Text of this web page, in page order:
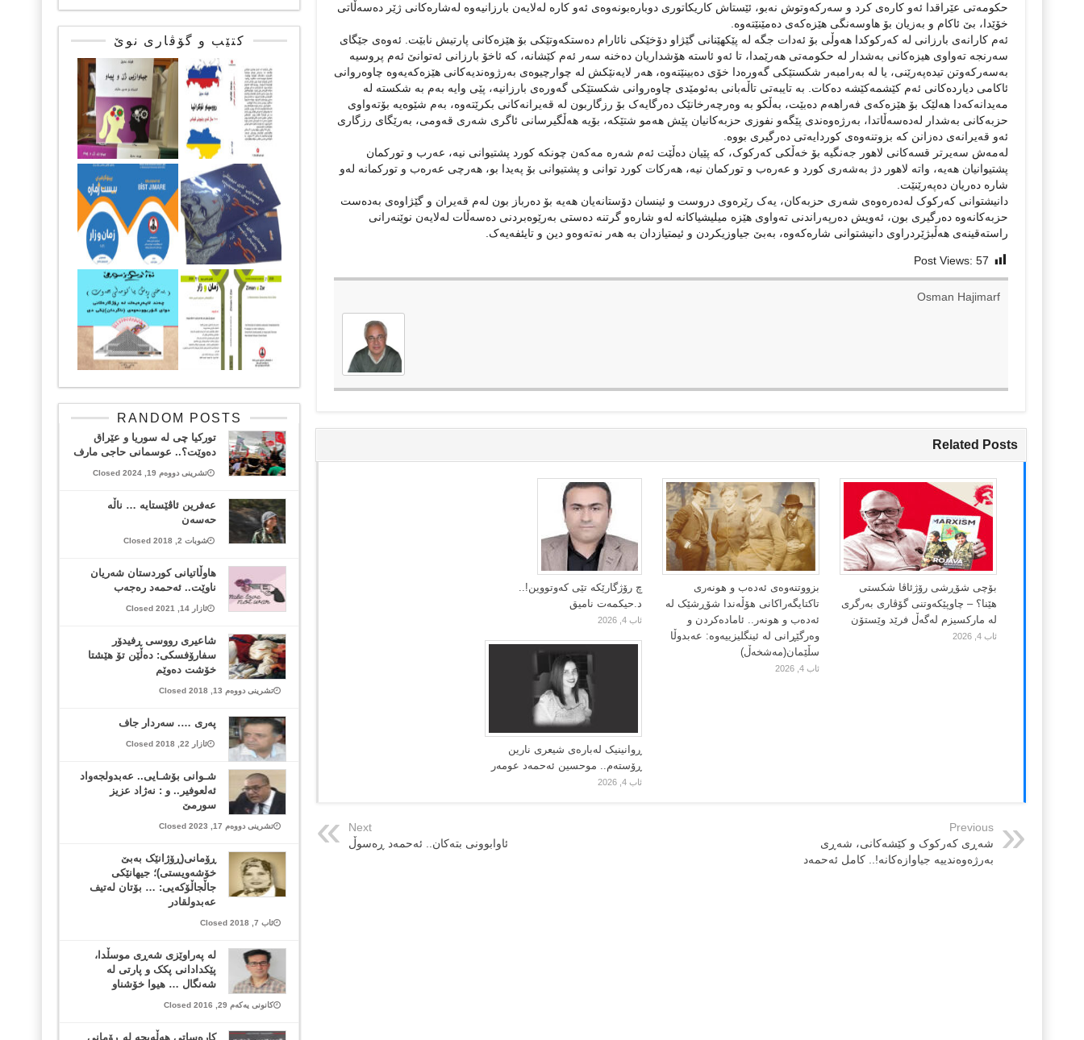
حکومەتی عێراقدا ئەو کارەی کرد و سەرکەوتوش نەبو، ئێستاش کاریکاتوری دوبارەبونەوەی ئەو کارە لەلایەن بارزانیەوە لەشارەکانی ژێر دەسەڵاتی
خۆێدا، بێ ئاکام و بەزیان بۆ هاوسەنگی هێزەکەی دەمێنێتەوە.
ئەم کارانەی بارزانی لە کەرکوکدا هەوڵی بۆ ئەدات جگە لە پێکهێنانی گێژاو دۆخێکی نائارام دەستکەوتێکی بۆ هێزەکانی پارتیش نابێت. ئەوەی جێگای
سەرنجە تەواوی هیزەکانی بەشدار لە حکومەتی هەرێمدا، تا ئەو ئاستە هۆشداریان دەخنە سەر ئەم کێشانە، کە ئاخۆ بارزانی ئەتوانێ ئەم پروسیە
بەسەرکەوتن تیدەپەرێنی، یا لە بەرامبەر شکستێکی گەورەدا خۆی دەبینێتەوە، هەر لایەنێکش لە چوارچیوەی بەرژوەندیەکانی هێزەکەیەوە چاوەروانی
ئاکامی دیاردەکانی ئەم کێشمەکێشە دەکات. بە تایبەتی تاڵەبانی بەئومێدی چاوەروانی شکستێکی گەورەی بارزانیە، پێی وایە بەم بە شکستە لە
مەیدانەکەدا هەلێک بۆ هێزەکەی فەراهەم دەبێت، بەڵکو بە وەرچەرخانێک دەرگایەک بۆ رزگاربون لە قەیرانەکانی بکرێتەوە، بەم شێوەیە بۆتەواوی
حزبەکانی بەشدار لەدەسەڵاتدا، بەرژەوەندی پێگەو نفوزی حزبەکانیان پێش هەمو شتێکە، بۆیە هەڵگیرسانی ئاگری شەری قەومی، بەرێگای رزگاری
ئەو قەیرانەی دەزانن کە بزوتنەوەی کوردایەتی دەرگیری بووە.
لەمەش سەیرتر قسەکانی لاهور جەنگیە بۆ خەڵکی کەرکوک، کە پێیان دەڵێت ئەم شەرە مەکەن چونکە کورد پشتیوانی نیە، عەرب و تورکمان
پشتیوانیان هەیە، واتە لاهور دژ بەشەری کورد و عەرەب و تورکمان نیە، هەرکات کورد توانی و پشتیوانی بۆ پەیدا بو، هەرچی عەرەب و تورکمانە لەو
شارە دەریان دەپەرێنێت.
دانیشتوانی کەرکوک لەدەرەوەی شەری حزبەکان، یەک رێرەوی دروست و ئینسان دۆستانەیان هەیە بۆ دەرباز بون لەم قەیران و گێژاوەی بەدەست
حزبەکانەوە دەرگیری بون، ئەویش دەرپەراندنی تەواوی هێزە میلیشیاکانە لەو شارەو گرتنە دەستی بەرێوەبردنی دەسەڵات لەلایەن نوێنەرانی
راستەقینەی هەڵبژێردراوی دانیشتوانی شارەکەوە، بەبێ جیاوزیکردن و ئیمتیازدان بە هەر نەتەوەو دین و تایئفەیەک.
Post Views: 57
Osman Hajimarf
Related Posts
بۆچی شۆڕشی رۆژئاڤا شکستی
هێنا؟ – چاوپێکەوتنی گۆڤاری بەرگری
لە مارکسیزم لەگەڵ فرێد وێستۆن
ئاب 4, 2026
بزووتنەوەی ئەدەب و هونەری
تاکتایگەراکانی هۆڵەندا شۆڕشێک لە
ئەدەب و هونەر.. ئامادەکردن و
وەرگێڕانی لە ئینگلیزییەوە: عەبدوڵا
سڵێمان(مەشخەڵ)
ئاب 4, 2026
چ رۆژگارێکە تێی کەوتووین!..
د.حیکمەت نامیق
ئاب 4, 2026
ڕوانینیک لەبارەى شیعرى نارین
ڕۆستەم.. موحسین ئەحمەد عومەر
ئاب 4, 2026
Previous
شەڕی کەرکوک و کێشەکانی، شەڕی
بەرژەوەندییە جیاوازەکانە!.. کامل ئەحمەد
Next
ئاوابوونی بتەکان.. ئەحمەد ڕەسوڵ
کتێب و گۆڤاری نوێ
RANDOM POSTS
تورکیا چی لە سوریا و عێراق
دەوێت؟.. عوسمانی حاجی مارف
تشرینی دووەم 19, 2024 Closed
عەفرین ئاڤێستایە … ناڵە
حەسەن
شوبات 2, 2018 Closed
هاوڵاتیانی كوردستان شه‌ریان
ناوێت.. ئه‌حمه‌د ره‌جه‌ب
ئازار 14, 2021 Closed
شاعیری رووسی ڕفیدۆر
سفارۆفسكی: ده‌ڵێن تۆ هێشتا
خۆشت ده‌وێم
تشرینی دووەم 13, 2018 Closed
په‌ری …. سه‌ردار جاف
ئازار 22, 2018 Closed
شـوانی بۆشـایی.. عه‌بدولجه‌واد
ئه‌لعوفیر.. و : نه‌ژاد عزیز
سورمێ
تشرینی دووەم 17, 2023 Closed
ڕۆمانی(ڕۆژانێک بەبێ
خۆشەویستی)؛ جیهانێکی
جاڵجاڵۆکەیی: … بۆتان لەتیف
عەبدولقادر
ئاب 7, 2018 Closed
لە پەراوێزی شەڕی موسڵدا،
پێکدادانی پکک و پارتی لە
شەنگال … هیوا خۆشناو
کانونی یەکەم 29, 2016 Closed
كاره‌ساتی هه‌ڵه‌بجه‌ له‌ ڕۆمانی